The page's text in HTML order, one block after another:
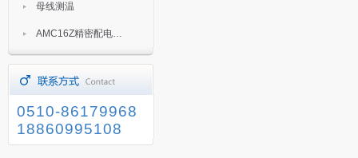
母线测温
AMC16Z精密配电监控装置
0510-86179968
18860995108